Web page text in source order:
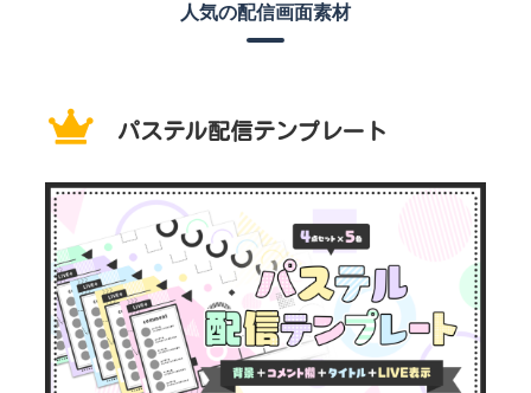
人気の配信画面素材
パステル配信テンプレート